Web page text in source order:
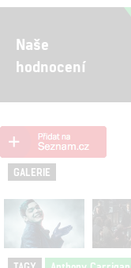
Naše
hodnocení
GALERIE